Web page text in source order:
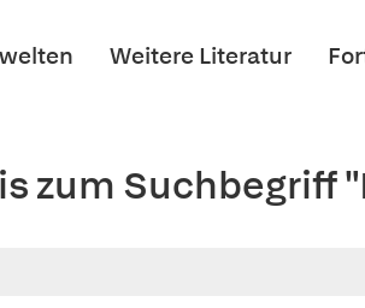
Weitere Literatur
zum